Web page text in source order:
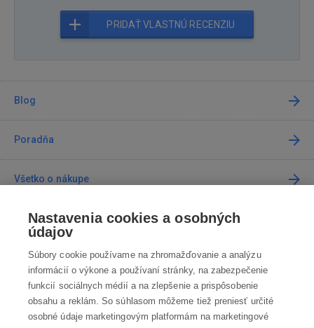
PRIDAŤ VLASTNÚ RECENZIU
Blog
Poradňa
Všetko o nákupe
Predajne
Kontakt
Kontaktujte nás
Nastavenia cookies a osobných
údajov
Súbory cookie používame na zhromažďovanie a analýzu
informácií o výkone a používaní stránky, na zabezpečenie
funkcií sociálnych médií a na zlepšenie a prispôsobenie
obsahu a reklám. So súhlasom môžeme tiež preniesť určité
osobné údaje marketingovým platformám na marketingové